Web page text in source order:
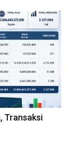
Transaksi